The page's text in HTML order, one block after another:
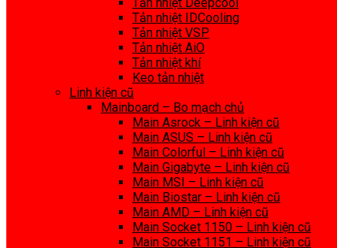
Tản nhiệt IDCooling
Tản nhiệt VSP
Tản nhiệt AiO
Tản nhiệt khí
Keo tản nhiệt
Linh kiện cũ
Mainboard – Bo mạch chủ
Main Asrock – Linh kiện cũ
Main ASUS – Linh kiện cũ
Main Colorful – Linh kiện cũ
Main Gigabyte – Linh kiện cũ
Main MSI – Linh kiện cũ
Main Biostar – Linh kiện cũ
Main AMD – Linh kiện cũ
Main Socket 1150 – Linh kiện cũ
Main Socket 1151 – Linh kiện cũ